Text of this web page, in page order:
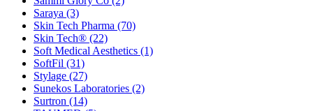
Saraya (3)
Skin Tech Pharma (70)
Skin Tech® (22)
Soft Medical Aesthetics (1)
SoftFil (31)
Stylage (27)
Sunekos Laboratories (2)
Surtron (14)